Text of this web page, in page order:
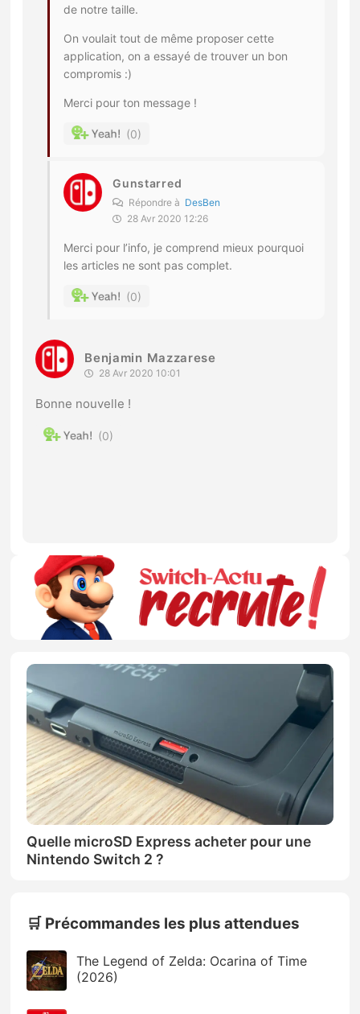
de notre taille.
On voulait tout de même proposer cette
application, on a essayé de trouver un bon
compromis :)
Merci pour ton message !
0
Gunstarred
Répondre à DesBen
28 Avr 2020 12:26
Merci pour l’info, je comprend mieux pourquoi
les articles ne sont pas complet.
0
Benjamin Mazzarese
28 Avr 2020 10:01
Bonne nouvelle !
0
Quelle microSD Express acheter pour une
Nintendo Switch 2 ?
🛒 Précommandes les plus attendues
The Legend of Zelda: Ocarina of Time
(2026)